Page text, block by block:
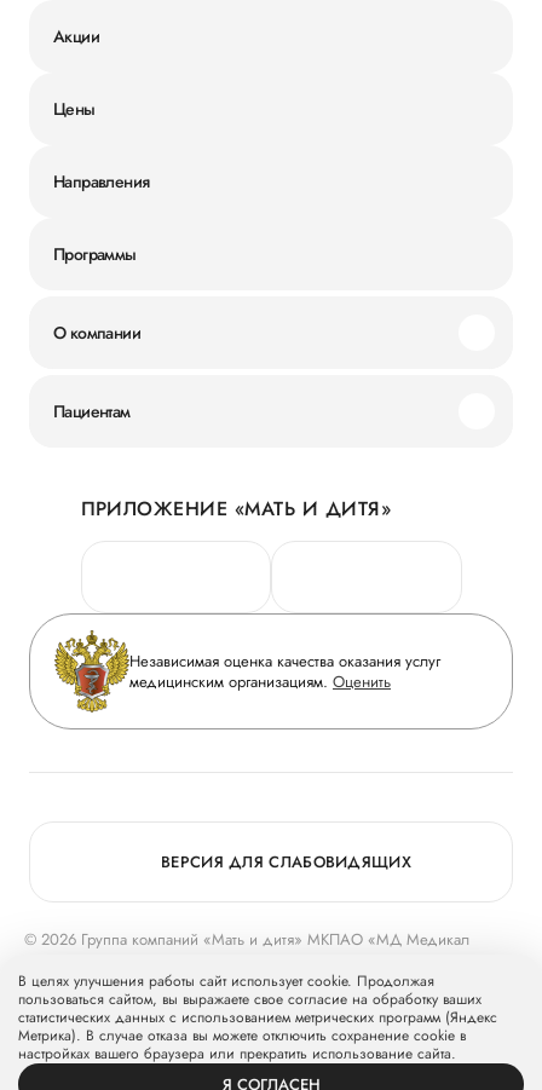
Акции
Цены
Направления
Программы
О компании
Новости
Руководство
Сотрудничество
Инвесторам
Журнал «Мать и дитя»
Вакансии
Медицинский туризм
Пациентам
Личный кабинет
Персональные данные
Горячая линия качества
Вопрос-ответ
Приложение пациента
Статьи
ПРИЛОЖЕНИЕ «МАТЬ И ДИТЯ»
Независимая оценка качества оказания услуг
медицинским организациям. Оценить
© 2026 Группа компаний «Мать и дитя» МКПАО «МД Медикал
Группу компаний «Мать и дитя».
ВЕРСИЯ ДЛЯ СЛАБОВИДЯЩИХ
В целях улучшения работы сайт использует cookie. Продолжая
пользоваться сайтом, вы выражаете свое согласие на обработку ваших
статистических данных с использованием метрических программ (Яндекс
Метрика). В случае отказа вы можете отключить сохранение cookie в
настройках вашего браузера или прекратить использование сайта.
Я СОГЛАСЕН